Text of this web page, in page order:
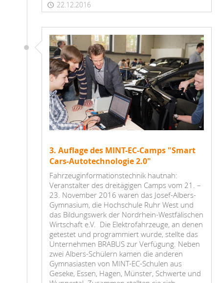
22.12.2016
3. Auflage des MINT-EC-Camps "Smart
Cars-Autotechnologie 2.0"
Fahrzeuginformationstechnik hautnah:
Veranstalter des dreitägigen Camps vom 21. –
23. November 2016 waren das Josef-Albers-
Gymnasium, die Hochschule Ruhr West und
das Bildungswerk der Nordrhein-Westfälischen
Wirtschaft e.V. Die Elektrofahrzeuge, an denen
getestet und programmiert wurde, stellte das
Unternehmen BRABUS zur Verfügung. Neben
zwei Albers-Schülern kamen die anderen
Gymnasiasten von MINT-EC-Schulen aus
Geseke, Essen, Hagen, Münster, Schwerte und